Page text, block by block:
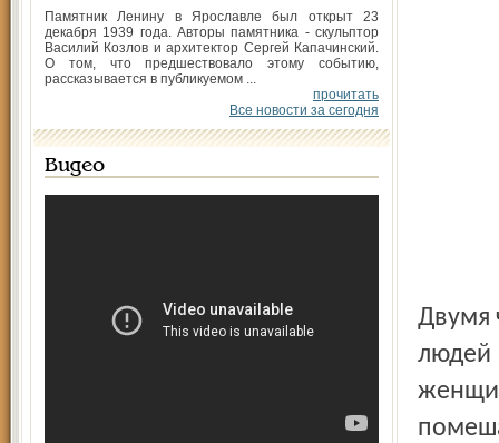
Памятник Ленину в Ярославле был открыт 23
декабря 1939 года. Авторы памятника - скульптор
Василий Козлов и архитектор Сергей Капачинский.
О том, что предшествовало этому событию,
рассказывается в публикуемом ...
прочитать
Все новости за сегодня
Видео
Двумя
людей